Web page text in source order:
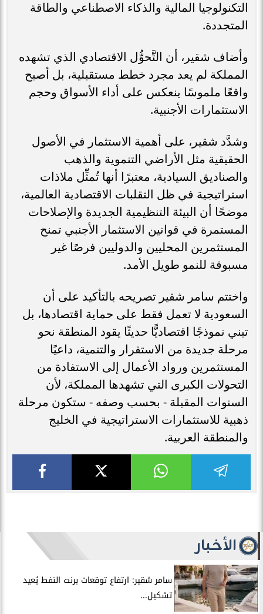
التكنولوجيا المالية والذكاء الاصطناعي والطاقة
المتجددة.
وأضاف شقير، أن التَّحوُّل الاقتصادي الذي تشهده
المملكة لم يعد مجرد خطط مستقبلية، بل أصبح
واقعًا ملموسًا ينعكس على أداء الأسواق وحجم
الاستثمارات الأجنبية.
وشدَّد شقير، على أهمية الاستثمار في الأصول
الحقيقية مثل الأراضي التنموية والذهب
والصناديق السيادية، معتبرًا أنها تُمثِّل ملاذات
استراتيجية في ظل التقلبات الاقتصادية العالمية،
موضحًا أن البيئة التنظيمية الجديدة والإصلاحات
المستمرة في قوانين الاستثمار الأجنبي تمنح
المستثمرين المحليين والدوليين فرصًا غير
مسبوقة للنمو طويل الأمد.
واختتم سامر شقير تصريحه بالتأكيد على أن
السعودية لا تعمل فقط على حماية اقتصادها، بل
تبني نموذجًا اقتصاديًّا حديثًا يقود المنطقة نحو
مرحلة جديدة من الاستقرار والتنمية، داعيًا
المستثمرين ورواد الأعمال إلى الاستفادة من
التحولات الكبرى التي تشهدها المملكة، لأن
السنوات المقبلة - بحسب وصفه - ستكون مرحلة
ذهبية للاستثمارات الاستراتيجية في الخليج
والمنطقة العربية.
الأخبار
سامر شقير: ارتفاع توقعات برنت النفط يُعيد
تشكيل...